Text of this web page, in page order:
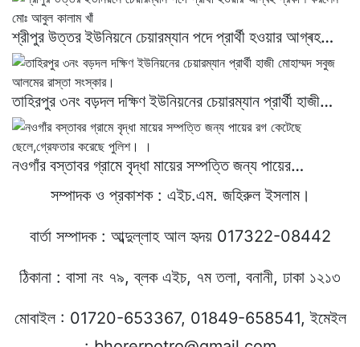
শ্রীপুর উত্তর ইউনিয়নে চেয়ারম্যান পদে প্রার্থী হওয়ার আগ্ৰহ…
তাহিরপুর ৩নং বড়দল দক্ষিণ ইউনিয়নের চেয়ারম্যান প্রার্থী হাজী…
নওগাঁর বস্তাবর গ্রামে বৃদ্ধা মায়ের সম্পত্তি জন্য পায়ের…
সম্পাদক ও প্রকাশক : এইচ.এম. জহিরুল ইসলাম।
বার্তা সম্পাদক : আব্দুল্লাহ আল হৃদয় 017322-08442
ঠিকানা : বাসা নং ৭৯, ব্লক এইচ, ৭ম তলা, বনানী, ঢাকা ১২১৩
মোবাইল : 01720-653367, 01849-658541, ইমেইল